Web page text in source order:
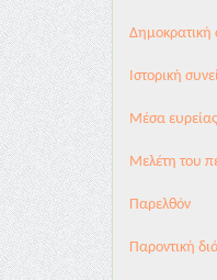
Δημοκρατική
Ιστορική
Μέσα
Μελέτη του
Παρελθόν
Παροντική